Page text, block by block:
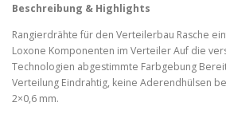
Beschreibung & Highlights
Rangierdrähte für den Verteilerbau Rasche
Loxone Komponenten im Verteiler Auf die
Technologien abgestimmte Farbgebung
Verteilung Eindrahtig, keine Aderendhülsen
2×0,6 mm.